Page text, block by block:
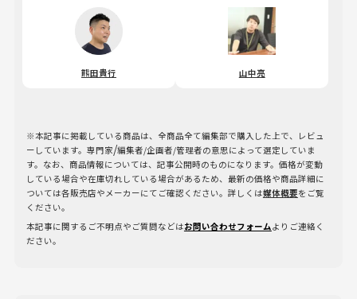
熊田貴行 山中亮
※本記事に掲載している商品は、全商品全て編集部で購入した上で、レビュ
ーしています。専門家/編集者/企画者/管理者の意思によって選定していま
す。なお、商品情報については、記事公開時のものになります。価格が変動
している場合や在庫切れしている場合があるため、最新の価格や商品詳細に
ついては各販売店やメーカーにてご確認ください。詳しくは媒体概要をご覧
ください。
本記事に関するご不明点やご質問などはお問い合わせフォームよりご連絡く
ださい。